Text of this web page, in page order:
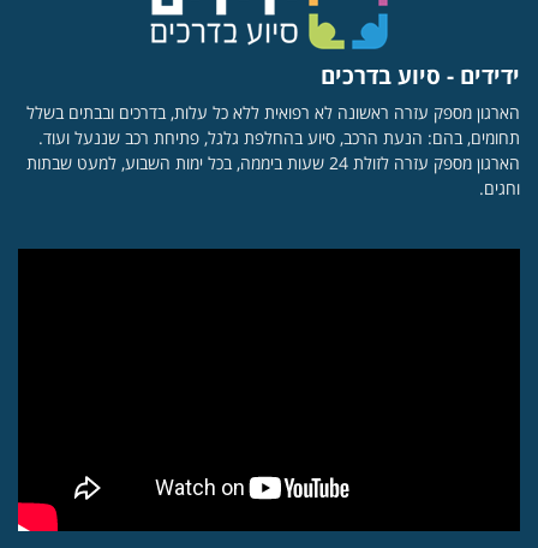
ידידים - סיוע בדרכים
הארגון מספק עזרה ראשונה לא רפואית ללא כל עלות, בדרכים ובבתים בשלל
תחומים, בהם: הנעת הרכב, סיוע בהחלפת גלגל, פתיחת רכב שננעל ועוד.
הארגון מספק עזרה לזולת 24 שעות ביממה, בכל ימות השבוע, למעט שבתות
וחגים.